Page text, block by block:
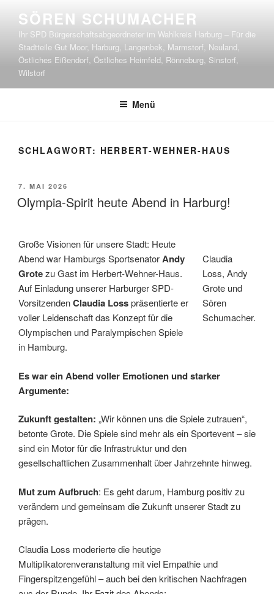
Inhalt
springen
SÖREN SCHUMACHER
Ihr SPD Bürgerschaftsabgeordneter im Wahlkreis Harburg – Für die
Stadtteile Gut Moor, Harburg, Langenbek, Marmstorf, Neuland,
Östliches Eißendorf, Östliches Heimfeld, Rönneburg, Sinstorf,
Wilstorf
Menü
SCHLAGWORT: HERBERT-WEHNER-HAUS
VERÖFFENTLICHT
AM
7. MAI 2026
Olympia-Spirit heute Abend in Harburg!
Claudia
Loss, Andy
Grote und
Sören
Schumacher.
Große Visionen für unsere Stadt: Heute
Abend war Hamburgs SportsenatorAndy
Grotezu Gast im Herbert-Wehner-Haus.
Auf Einladung unserer Harburger SPD-
VorsitzendenClaudia Losspräsentierte er
voller Leidenschaft das Konzept für die
Olympischen und Paralympischen Spiele
in Hamburg.
Es war ein Abend voller Emotionen und starker
Argumente:
Zukunft gestalten: „Wir können uns die Spiele zutrauen“,
betonte Grote. Die Spiele sind mehr als ein Sportevent – sie
sind ein Motor für die Infrastruktur und den
gesellschaftlichen Zusammenhalt über Jahrzehnte hinweg.
Mut zum Aufbruch: Es geht darum, Hamburg positiv zu
verändern und gemeinsam die Zukunft unserer Stadt zu
prägen.
Claudia Loss moderierte die heutige
Multiplikatorenveranstaltung mit viel Empathie und
Fingerspitzengefühl – auch bei den kritischen Nachfragen